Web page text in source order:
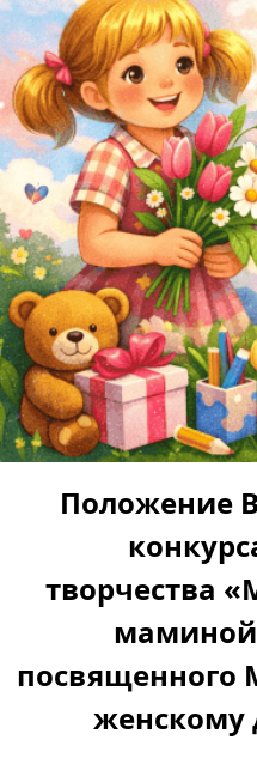
Положение
творчества
женскому